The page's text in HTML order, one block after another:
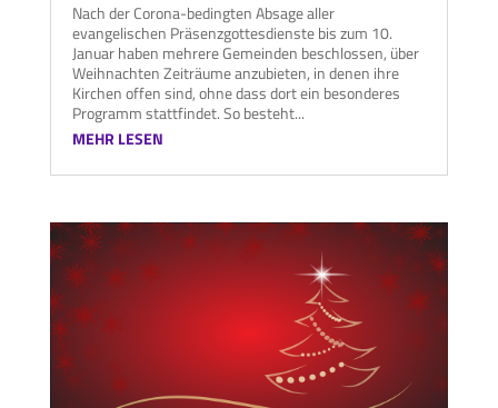
Nach der Corona-bedingten Absage aller
evangelischen Präsenzgottesdienste bis zum 10.
Januar haben mehrere Gemeinden beschlossen, über
Weihnachten Zeiträume anzubieten, in denen ihre
Kirchen offen sind, ohne dass dort ein besonderes
Programm stattfindet. So besteht...
MEHR LESEN